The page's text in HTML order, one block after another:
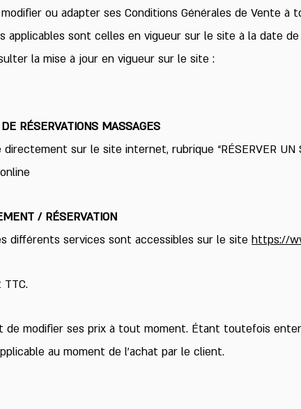
ou adapter ses Conditions Générales de Vente à
applicables sont celles en vigueur sur le site à la date
la mise à jour en vigueur sur le site :
RÉSERVATIONS MASSAGES
sur le site internet, rubrique “RÉSERVER UN
/ RÉSERVATION
différents services sont accessibles sur le site https://
de modifier ses prix à tout moment. Étant toutefois
au moment de l’achat par le client.